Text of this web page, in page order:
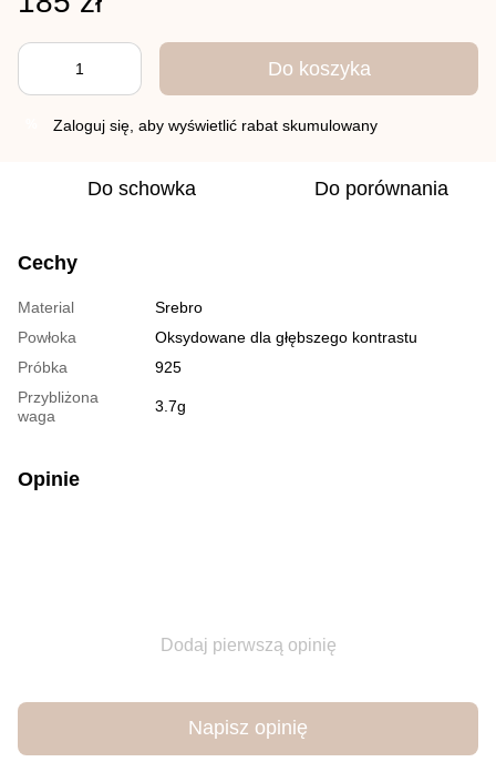
Do koszyka
Zaloguj się , aby wyświetlić rabat skumulowany
Do schowka Do porównania
Cechy
Material
Srebro
Powłoka
Oksydowane dla głębszego kontrastu
Próbka
925
Przybliżona
waga
3.7g
Opinie
Dodaj pierwszą opinię
Napisz opinię